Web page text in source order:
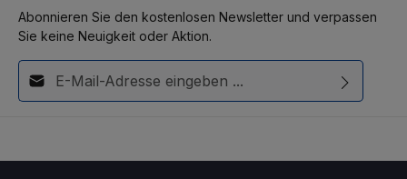
Abonnieren Sie den kostenlosen Newsletter und verpassen
Sie keine Neuigkeit oder Aktion.
E-Mail-Adresse*